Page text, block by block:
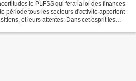
le PLFSS qui fera la loi des finances
période tous les secteurs d'activité apportent
et leurs attentes. Dans cet esprit les